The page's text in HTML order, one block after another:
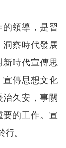
領導，是習
察時代發展
時代宣傳思
傳思想文化
久安，事關
的工作。宣
。